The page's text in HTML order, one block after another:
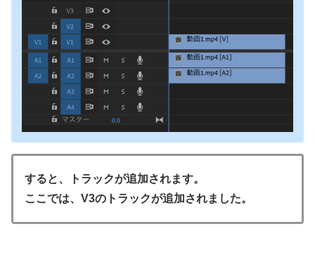
すると、トラックが追加されます。
ここでは、V3のトラックが追加されました。